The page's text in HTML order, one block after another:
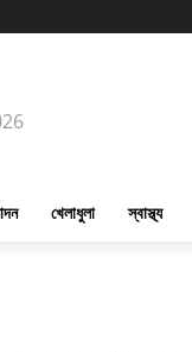
খেলাধুলা স্বাস্থ্য